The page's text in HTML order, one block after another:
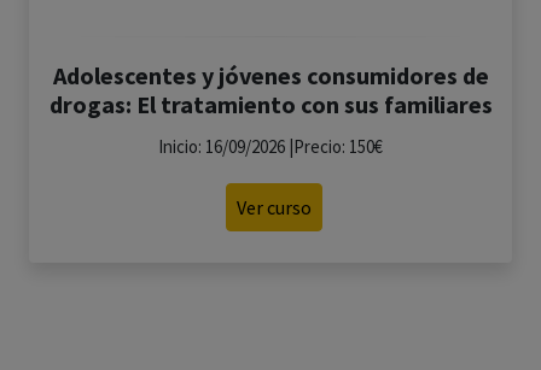
Adolescentes y jóvenes consumidores de
drogas: El tratamiento con sus familiares
Inicio: 16/09/2026 |Precio: 150€
Ver curso